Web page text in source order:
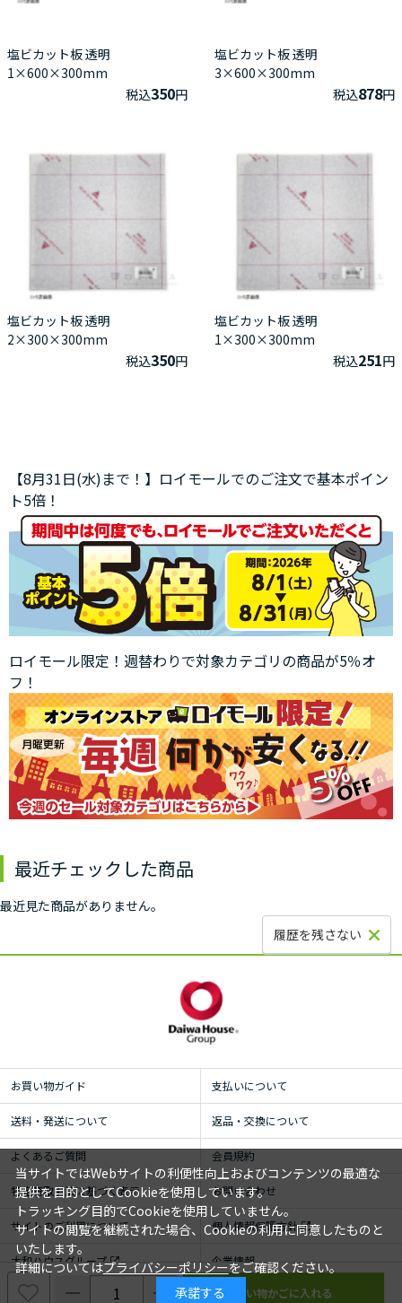
塩ビカット板 透明
1×600×300mm
税込350円
塩ビカット板 透明
3×600×300mm
税込878円
塩ビカット板 透明
2×300×300mm
税込350円
塩ビカット板 透明
1×300×300mm
税込251円
【8月31日(水)まで！】ロイモールでのご注文で基本ポイン
ト5倍！
ロイモール限定！週替わりで対象カテゴリの商品が5％オ
フ！
最近チェックした商品
最近見た商品がありません。
履歴を残さない
お買い物ガイド 支払いについて
送料・発送について 返品・交換について
よくあるご質問 会員規約
特定商取引法に基づく表示 お問い合わせ
サイトのご利用について 個人情報保護方針
大和ハウスグループ 企業情報
当サイトではWebサイトの利便性向上およびコンテンツの最適な
提供を目的としてCookieを使用しています。
トラッキング目的でCookieを使用していません。
サイトの閲覧を継続された場合、Cookieの利用に同意したものと
いたします。
詳細についてはプライバシーポリシーをご確認ください。
承諾する